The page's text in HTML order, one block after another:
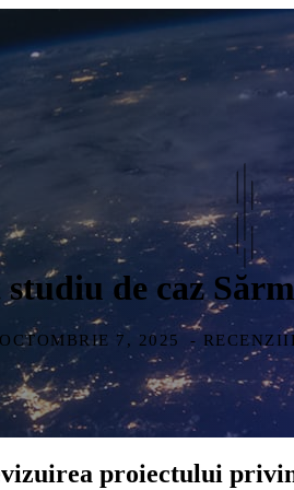
de caz
OCTOMBRIE 7, 2025 -
proiectului